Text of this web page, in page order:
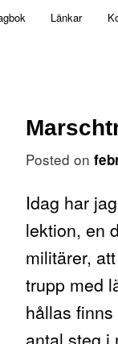
Länkar
Posted on
Idag har
lektion, en
militärer,
trupp med
hållas
antal steg i